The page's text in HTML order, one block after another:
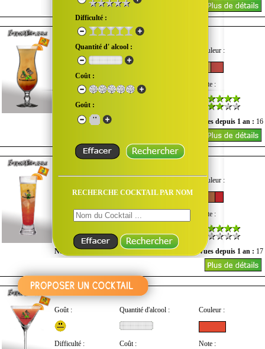
Difficulté :
Quantité d' alcool :
Coût :
Goût :
RECHERCHE COCKTAIL PAR NOM
Caresse des îles
Quantité d'alcool : Couleur :
Difficulté : Coût : Note :
Nombre de vues du mois : Vues depuis 1 an : 16
Couleur :
Difficulté : Coût : Note :
Nombre de vues du mois :1 Vues depuis 1 an : 17
Goût : Quantité d'alcool : Couleur :
Difficulté : Coût : Note :